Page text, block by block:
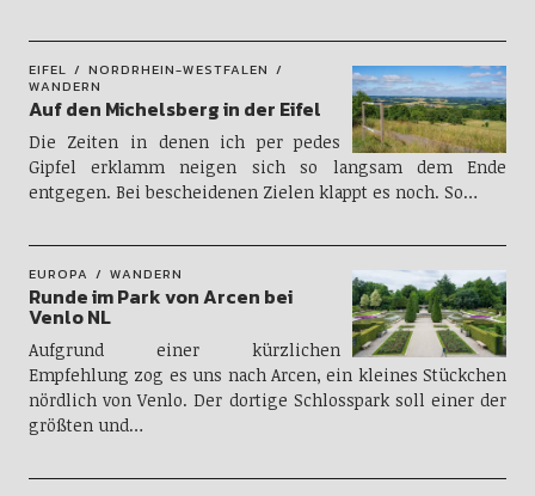
EIFEL
NORDRHEIN-WESTFALEN
WANDERN
Auf den Michelsberg in der Eifel
Die Zeiten in denen ich per pedes
Gipfel erklamm neigen sich so langsam dem Ende
entgegen. Bei bescheidenen Zielen klappt es noch. So…
EUROPA WANDERN
Runde im Park von Arcen bei
Venlo NL
Aufgrund einer kürzlichen
Empfehlung zog es uns nach Arcen, ein kleines Stückchen
nördlich von Venlo. Der dortige Schlosspark soll einer der
größten und…